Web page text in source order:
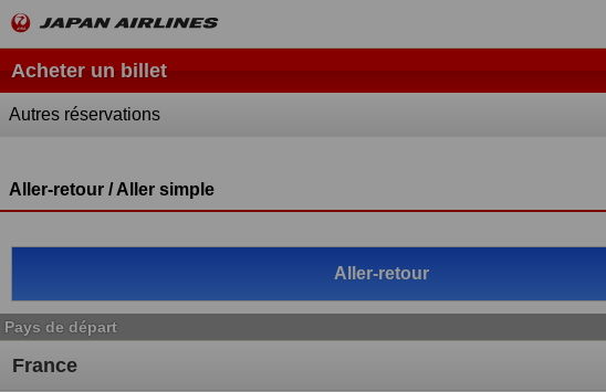
Acheter un billet
Autres réservations
Aller-retour / Aller simple
Aller-retour
Pays de départ